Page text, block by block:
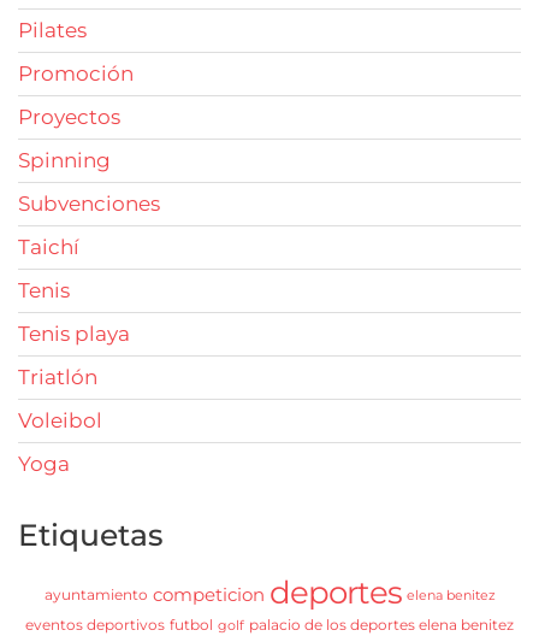
Pilates
Promoción
Proyectos
Spinning
Subvenciones
Taichí
Tenis
Tenis playa
Triatlón
Voleibol
Yoga
Etiquetas
ayuntamiento competicion deportes elena benitez
eventos deportivos futbol golf palacio de los deportes elena benitez